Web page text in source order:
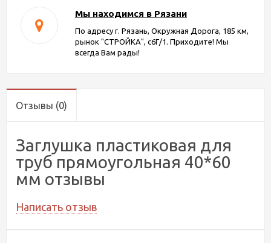
Мы находимся в Рязани
По адресу г. Рязань, Окружная Дорога, 185 км,
рынок "СТРОЙКА", с6Г/1. Приходите! Мы
всегда Вам рады!
Отзывы (0)
Заглушка пластиковая для
труб прямоугольная 40*60
мм отзывы
Написать отзыв